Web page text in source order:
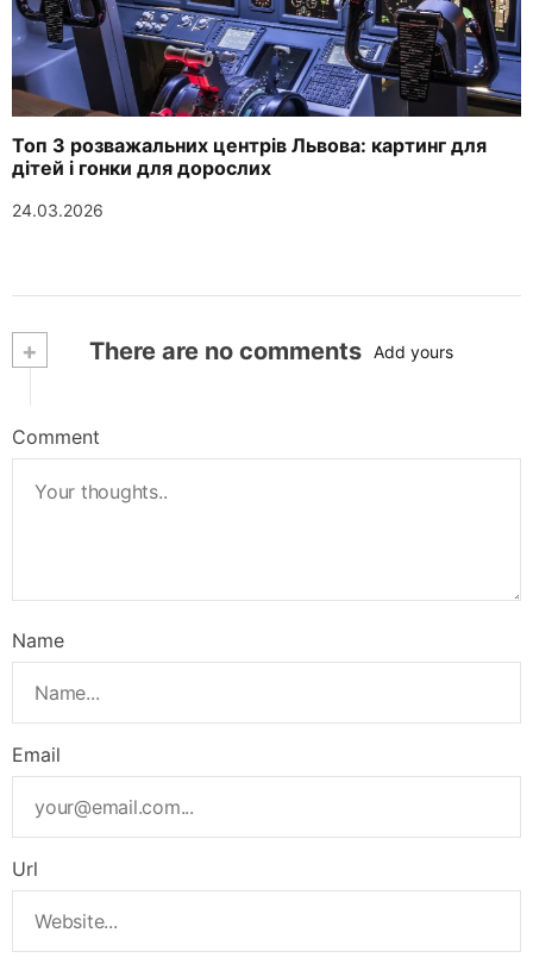
Топ 3 розважальних центрів Львова: картинг для
дітей і гонки для дорослих
24.03.2026
+ There are no comments Add yours
Comment
Name
Email
Url